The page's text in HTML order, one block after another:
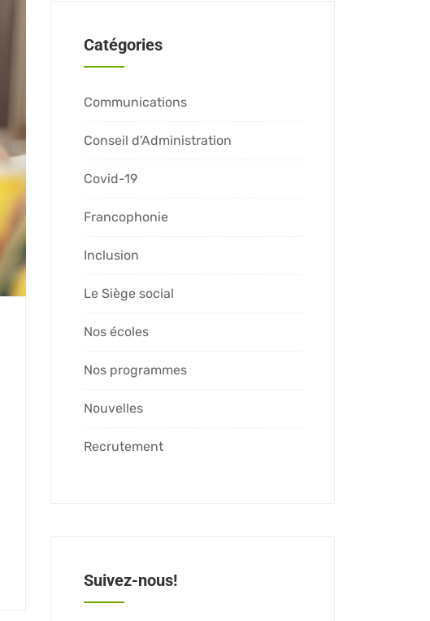
Catégories
Communications
Conseil d'Administration
Covid-19
Francophonie
Inclusion
Le Siège social
Nos écoles
Nos programmes
Nouvelles
Recrutement
Suivez-nous!